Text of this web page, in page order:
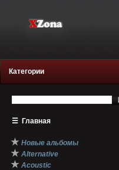
Категории
☰ Главная
★ Новые альбомы
★ Alternative
★ Acoustic